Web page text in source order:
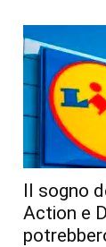
Il sogno
Action e